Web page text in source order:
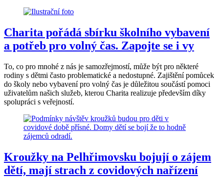
Charita pořádá sbírku školního vybavení
a potřeb pro volný čas. Zapojte se i vy
To, co pro mnohé z nás je samozřejmostí, může být pro některé
rodiny s dětmi často problematické a nedostupné. Zajištění pomůcek
do školy nebo vybavení pro volný čas je důležitou součástí pomoci
uživatelům našich služeb, kterou Charita realizuje především díky
spolupráci s veřejností.
Kroužky na Pelhřimovsku bojují o zájem
dětí, mají strach z covidových nařízení